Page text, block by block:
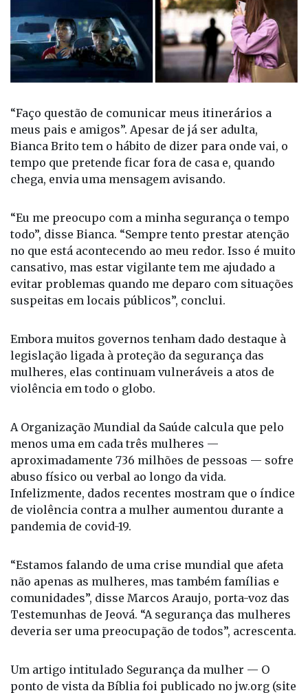
“Faço questão de comunicar meus itinerários a
meus pais e amigos”. Apesar de já ser adulta,
Bianca Brito tem o hábito de dizer para onde vai, o
chega, envia uma mensagem avisando.
“Eu me preocupo com a minha segurança o tempo
todo”, disse Bianca. “Sempre tento prestar atenção
no que está acontecendo ao meu redor. Isso é muito
cansativo, mas estar vigilante tem me ajudado a
suspeitas em locais públicos”, conclui.
Embora muitos governos tenham dado destaque à
legislação ligada à proteção da segurança das
violência em todo o globo.
A Organização Mundial da Saúde calcula que pelo
menos uma em cada três mulheres —
aproximadamente 736 milhões de pessoas — sofre
abuso físico ou verbal ao longo da vida.
Infelizmente, dados recentes mostram que o índice
pandemia de covid-19.
“Estamos falando de uma crise mundial que afeta
não apenas as mulheres, mas também famílias e
comunidades”, disse Marcos Araujo, porta-voz das
deveria ser uma preocupação de todos”, acrescenta.